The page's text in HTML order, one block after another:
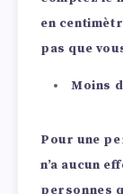
en
pas que
Moins
Pour une
n’a aucun
personnes